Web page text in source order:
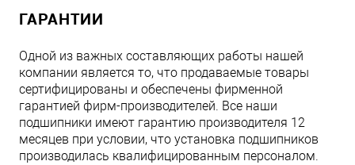
ГАРАНТИИ
Одной из важных составляющих работы нашей
компании является то, что продаваемые товары
сертифицированы и обеспечены фирменной
гарантией фирм-производителей. Все наши
подшипники имеют гарантию производителя 12
месяцев при условии, что установка подшипников
производилась квалифицированным персоналом.